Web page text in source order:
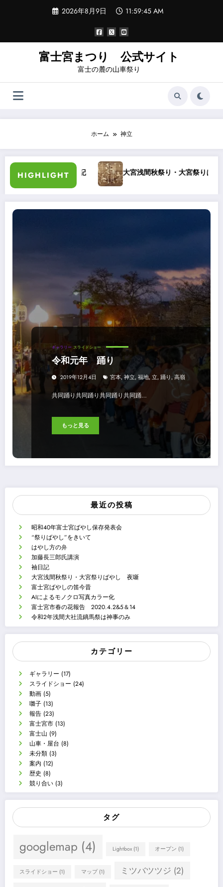
ツ
2026年8月9日 11:59:45 AM
富士宮まつり 公式サイト
富士の麓の山車祭り
ホーム 神立
HIGHLIGHT
袖日記 大宮浅間秋祭り・大宮祭りばやし 夜
ギャラリー スライドショー
令和元年 踊り
2019年12月4日 宮本, 神立, 福地, 立, 踊り, 高嶺
共同踊り共同踊り共同踊り共同踊…
もっと見る
最近の投稿
昭和40年富士宮ばやし保存発表会
“祭りばやし”をきいて
はやし方の弁
加藤長三郎氏講演
袖日記
大宮浅間秋祭り・大宮祭りばやし 夜噺
富士宮ばやしの笛今昔
AIによるモノクロ写真カラー化
富士宮市春の花報告 2020.4.2&5＆14
令和2年浅間大社流鏑馬祭は神事のみ
カテゴリー
ギャラリー (17)
スライドショー (24)
動画 (5)
囃子 (13)
報告 (23)
富士宮市 (13)
富士山 (9)
山車・屋台 (8)
未分類 (3)
案内 (12)
歴史 (8)
競り合い (3)
タグ
googlemap (4) Lightbox(1) オープン (1)
スライドショー (1) マップ(1) ミツバツツジ (2)